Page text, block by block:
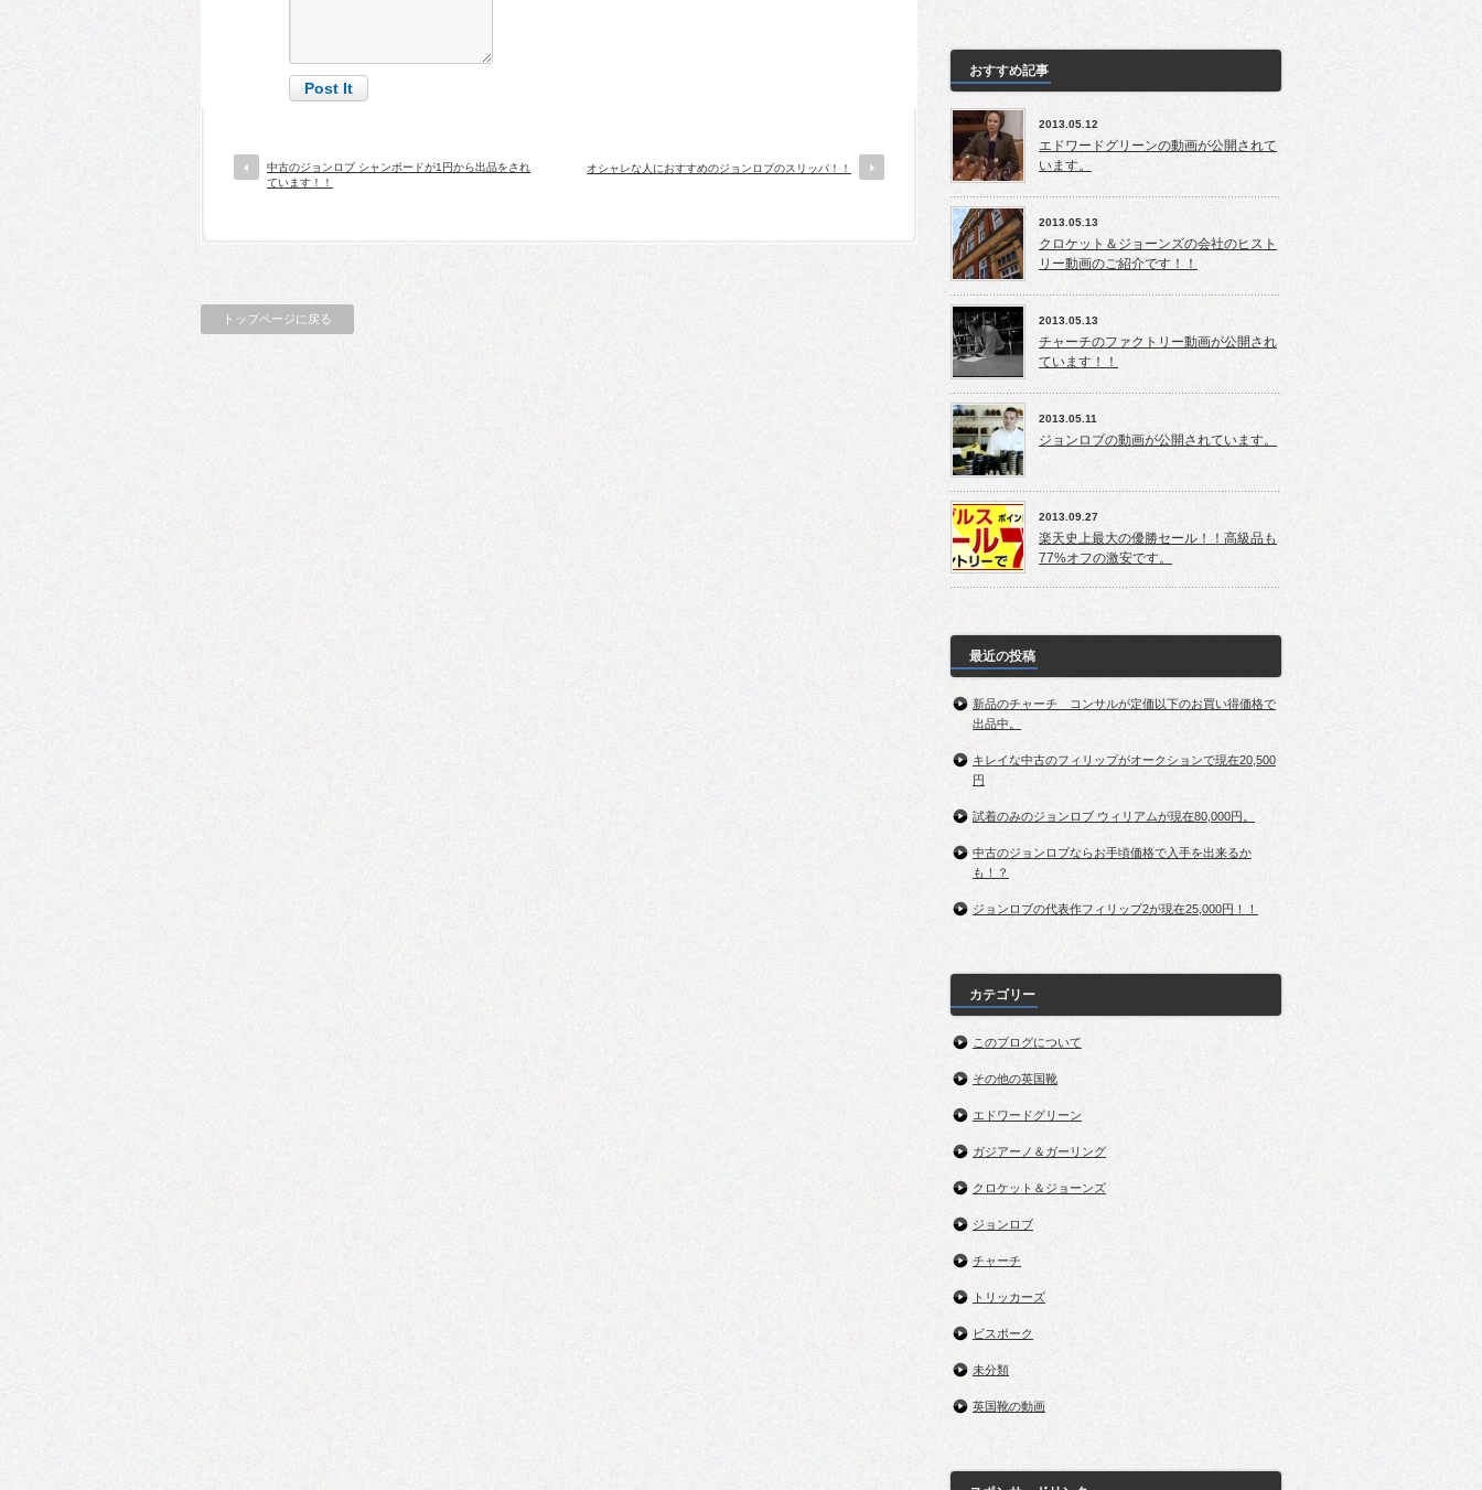
中古のジョンロブ シャンボードが1円から出品をされ
ています！！
オシャレな人におすすめのジョンロブのスリッパ！！
トップページに戻る
おすすめ記事
2013.05.12
エドワードグリーンの動画が公開されて
います。
2013.05.13
クロケット＆ジョーンズの会社のヒスト
リー動画のご紹介です！！
2013.05.13
チャーチのファクトリー動画が公開され
ています！！
2013.05.11
ジョンロブの動画が公開されています。
2013.09.27
楽天史上最大の優勝セール！！高級品も
77%オフの激安です。
最近の投稿
新品のチャーチ コンサルが定価以下のお買い得価格で
出品中。
キレイな中古のフィリップがオークションで現在20,500
円
試着のみのジョンロブ ウィリアムが現在80,000円。
中古のジョンロブならお手頃価格で入手を出来るか
も！？
ジョンロブの代表作フィリップ2が現在25,000円！！
カテゴリー
このブログについて
その他の英国靴
エドワードグリーン
ガジアーノ＆ガーリング
クロケット＆ジョーンズ
ジョンロブ
チャーチ
トリッカーズ
ビスポーク
未分類
英国靴の動画